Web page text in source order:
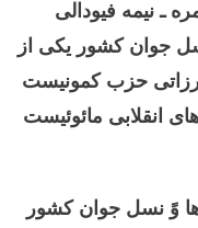
ـ نیمه فیودالی
جوان کشور یکی از
حزب کمونیست
انقلابی مائوئیست
وً نسل جوان کشور